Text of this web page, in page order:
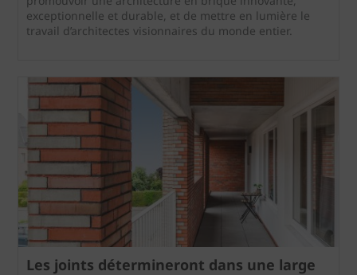
exceptionnelle et durable, et de mettre en lumière le
travail d’architectes visionnaires du monde entier.
Les joints détermineront dans une large